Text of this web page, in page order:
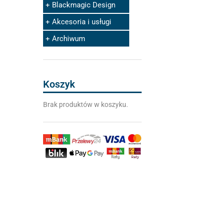
Blackmagic Design
Akcesoria i usługi
Archiwum
Koszyk
Brak produktów w koszyku.